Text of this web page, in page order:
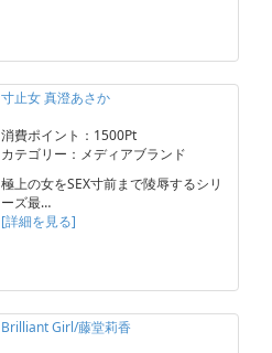
寸止女 真澄あさか
消費ポイント：1500Pt
カテゴリー：メディアブランド
極上の女をSEX寸前まで陵辱するシリ
ーズ最…
[詳細を見る]
Brilliant Girl/藤堂莉香